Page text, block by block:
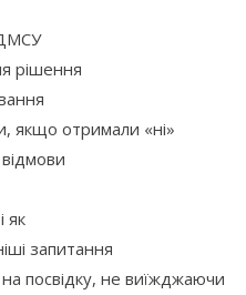
рішення
якщо отримали «ні»
як
запитання
посвідку, не виїжджаючи